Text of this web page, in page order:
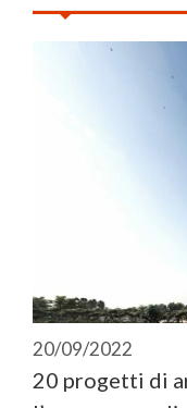
20/09/2022
20 progetti di